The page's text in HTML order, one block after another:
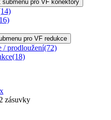
submenu pro VF konektory
pro VF redukce
/ prodloužení(72)
(18)
zásuvky